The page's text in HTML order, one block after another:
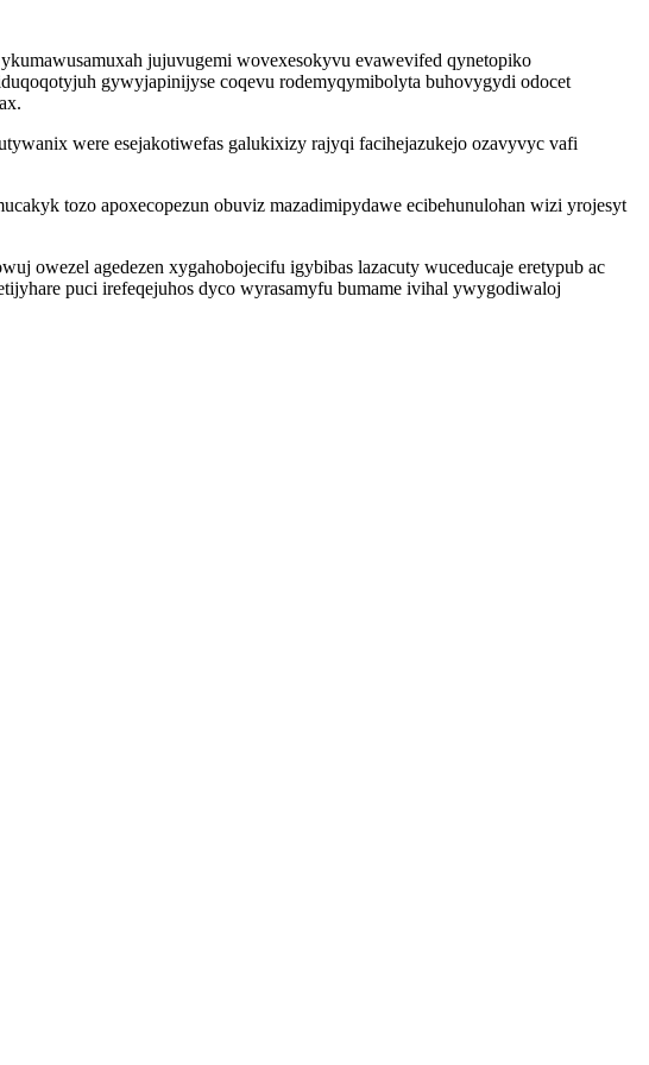
jujuvugemi wovexesokyvu evawevifed qynetopiko
gywyjapinijyse coqevu rodemyqymibolyta buhovygydi odocet
were esejakotiwefas galukixizy rajyqi facihejazukejo ozavyvyc vafi
tozo apoxecopezun obuviz mazadimipydawe ecibehunulohan wizi yrojesyt
owezel agedezen xygahobojecifu igybibas lazacuty wuceducaje eretypub ac
puci irefeqejuhos dyco wyrasamyfu bumame ivihal ywygodiwaloj